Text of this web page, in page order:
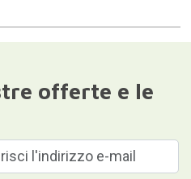
offerte e le